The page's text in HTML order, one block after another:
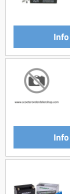
Overbrenging
Info
Info